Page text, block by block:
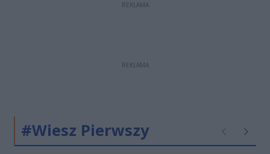
REKLAMA
REKLAMA
#Wiesz Pierwszy Poprzednie